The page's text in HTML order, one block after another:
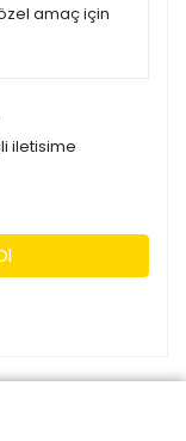
amaç için
iletisime